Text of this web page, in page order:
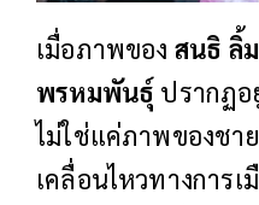
เมื่อภาพของ สนธิ ลิ้
พรหมพันธุ์ ปรากฏอ
ไม่ใช่แค่ภาพของชา
เคลื่อนไหวทางการ